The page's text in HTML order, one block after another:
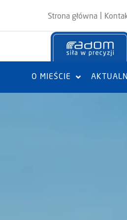
Strona główna
O MIEŚCIE